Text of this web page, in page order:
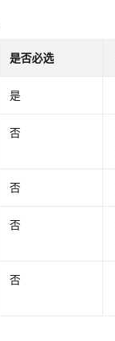
是否必选
是
否
否
否
否